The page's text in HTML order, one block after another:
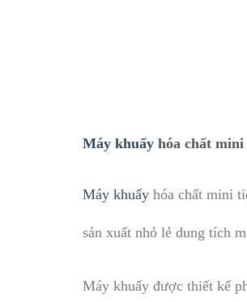
Máy khuấy hóa chất mini
Máy khuấy hóa chất mini
sản xuất nhỏ lẻ dung tích
Máy khuấy được thiết kế